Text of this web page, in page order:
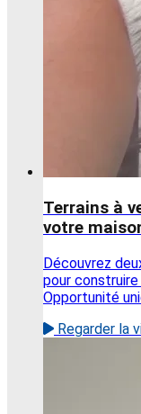
Terrains à
votre
Découvrez
pour
Opportunité
Regarder la